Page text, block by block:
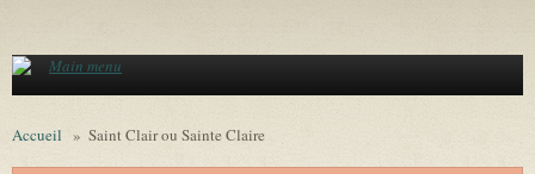
Main menu
Accueil » Saint Clair ou Sainte Claire